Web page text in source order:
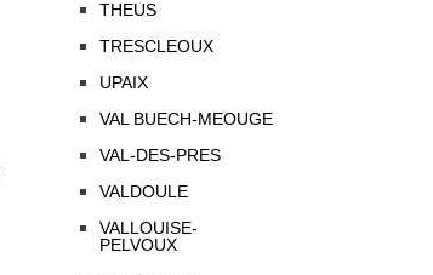
THEUS
TRESCLEOUX
UPAIX
VAL BUECH-MEOUGE
VAL-DES-PRES
VALDOULE
VALLOUISE-
PELVOUX